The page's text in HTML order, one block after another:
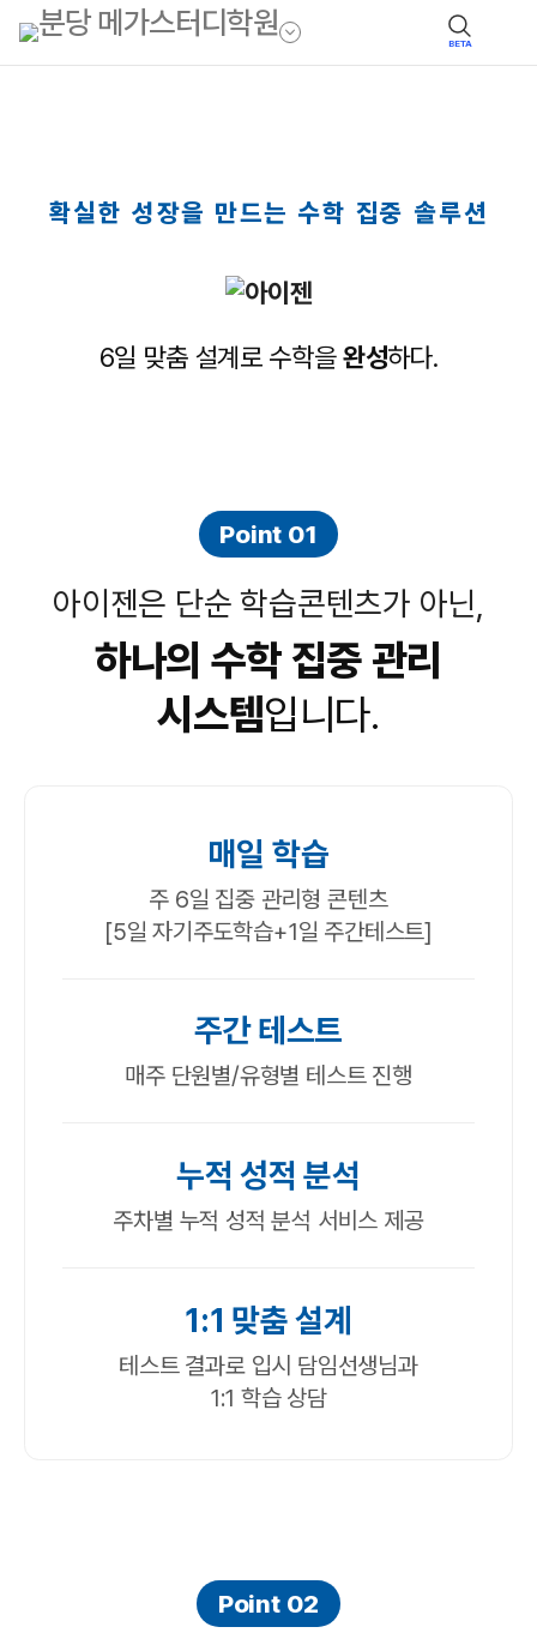
BETA
확실한 성장을 만드는 수학 집중 솔루션
6일 맞춤 설계로 수학을완성하다.
Point 01
아이젠은 단순 학습콘텐츠가 아닌,
하나의 수학 집중 관리
시스템입니다.
매일 학습
주 6일 집중 관리형 콘텐츠
[5일 자기주도학습+1일 주간테스트]
주간 테스트
매주 단원별/유형별 테스트 진행
누적 성적 분석
주차별 누적 성적 분석 서비스 제공
1:1 맞춤 설계
테스트 결과로 입시 담임선생님과
1:1 학습 상담
Point 02